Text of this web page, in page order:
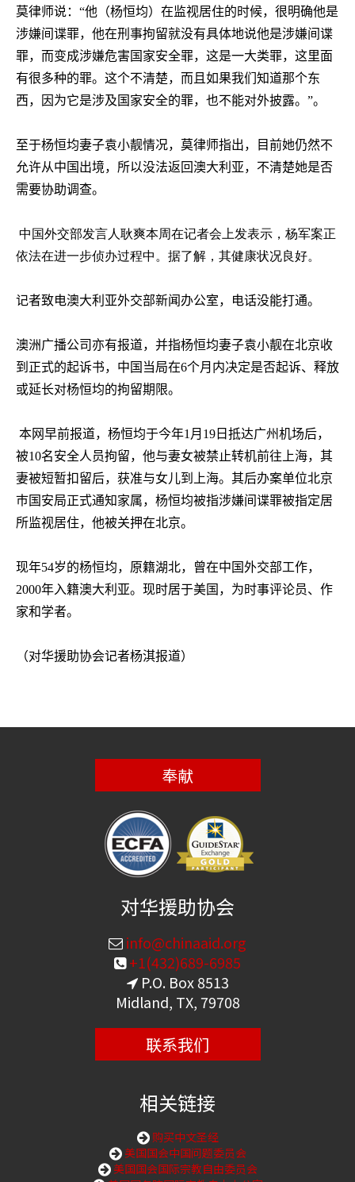
莫律师说：“他（杨恒均）在监视居住的时候，很明确他是
涉嫌间谍罪，他在刑事拘留就没有具体地说他是涉嫌间谍
罪，而变成涉嫌危害国家安全罪，这是一大类罪，这里面
有很多种的罪。这个不清楚，而且如果我们知道那个东
西，因为它是涉及国家安全的罪，也不能对外披露。”。
至于杨恒均妻子袁小靓情况，莫律师指出，目前她仍然不
允许从中国出境，所以没法返回澳大利亚，不清楚她是否
需要协助调查。
中国外交部发言人耿爽本周在记者会上发表示，杨军案正
依法在进一步侦办过程中。据了解，其健康状况良好。
记者致电澳大利亚外交部新闻办公室，电话没能打通。
澳洲广播公司亦有报道，并指杨恒均妻子袁小靓在北京收
到正式的起诉书，中国当局在6个月内决定是否起诉、释放
或延长对杨恒均的拘留期限。
本网早前报道，杨恒均于今年1 月 19 日抵达广州机场后，
被10名安全人员拘留，他与妻女被禁止转机前往上海，其
妻被短暂扣留后，获准与女儿到上海。其后办案单位北京
巿国安局正式通知家属，杨恒均被指涉嫌间谍罪被指定居
所监视居住，他被关押在北京。
现年54岁的杨恒均，原籍湖北，曾在中国外交部工作，
2000年入籍澳大利亚。现时居于美国，为时事评论员、作
家和学者。
（对华援助协会记者杨淇报道）
奉献
对华援助协会
info@chinaaid.org
+1(432)689-6985
P.O. Box 8513
Midland, TX, 79708
联系我们
相关链接
购买中文圣经
美国国会中国问题委员会
美国国会国际宗教自由委员会